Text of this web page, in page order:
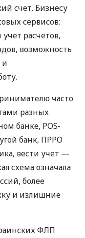
счет. Бизнесу
сервисов:
расчетов,
возможность
и
часто
разных
банке, POS-
банк, ПРРО
вести учет —
схема означала
более
и излишние
ФЛП